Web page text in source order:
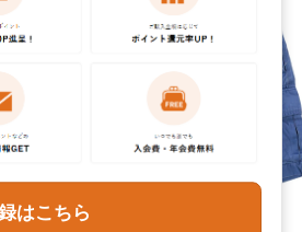
はこちら